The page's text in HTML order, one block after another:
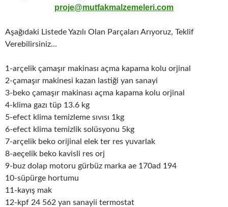
proje@mutfakmalzemeleri.com
Aşağıdaki Listede Yazılı Olan Parçaları Arıyoruz, Teklif
Verebilirsiniz…
1-arçelik çamaşır makinası açma kapama kolu orjinal
2-çamaşır makinesi kazan lastiği yan sanayi
3-beko çamaşır makinası açma kapama kolu orjinal
4-klima gazı tüp 13.6 kg
5-efect klima temizleme sıvısı 1kg
6-efect klima temizlik solüsyonu 5kg
7-arçelik beko orijinal elek ter res yuvarlak
8-aeçelik beko kavisli res orj
9-buz dolap motoru gürbüz marka ae 170ad 194
10-süpürge hortumu
11-kayış mak
12-kpf 24 562 yan sanayii termostat